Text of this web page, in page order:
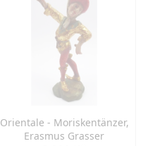
Orientale - Moriskentänzer,
Erasmus Grasser